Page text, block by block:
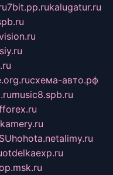
7bit.pp.rukalugatur.ru
схема-авто.рф
music8.spb.ru
hohota.netalimy.ru
otdelkaexp.ru